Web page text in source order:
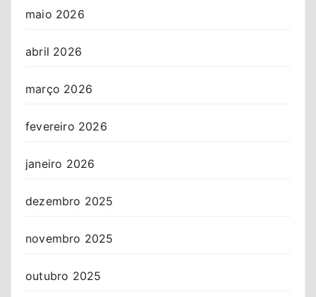
maio 2026
abril 2026
março 2026
fevereiro 2026
janeiro 2026
dezembro 2025
novembro 2025
outubro 2025